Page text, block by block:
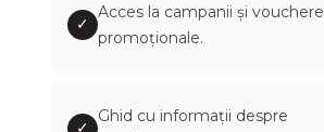
✓
Acces la campanii și vouchere
promoționale.
Ghid cu informații despre